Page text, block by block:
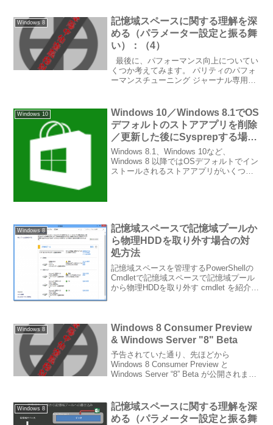
Windows 8
記憶域スペースに関する理解を深
める（パラメーター設定と振る舞
い）：（4）
最後に、パフォーマンス向上についてい
くつか考えてみます。 パリティのパフォ
ーマンスチューニング ジャーナル専用デ
いことを説明しましたが、パリティのシ
ーケンシャル書...
Windows 10
Windows 10／Windows 8.1でOS
デフォルトのストアアプリを削除
／更新した後にSysprepする場合
の注意点
Windows 8.1、Windows 10など、
Windows 8 以降ではOSデフォルトでイン
ストールされるストアアプリがいくつか
Windows 8
記憶域スペースで記憶域プールか
ら物理HDDを取り外す場合の対
処方法
記憶域スペースを管理するPowerShellの
Cmdletで記憶域スペースで記憶域プール
から物理HDDを取り外す cmdlet を紹介し
Windows 8
Windows 8 Consumer Preview
& Windows Server "8" Beta
予告されていた通り、先ほどから
Windows 8 Consumer Preview と
Windows Server “8” Beta が公開されまし
プを交...
Windows 8
記憶域スペースに関する理解を深
める（パラメーター設定と振る舞